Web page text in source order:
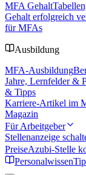
MFA Gehalt
Gehalt erfolgreich
für MFAs
Ausbildung
MFA-Ausbildung
Jahre, Lernfelder &
& Tipps
Karriere-Artikel im
Magazin
Für Arbeitgeber
Stellenanzeige
PreiseAzubi-Stelle
Personalwissen